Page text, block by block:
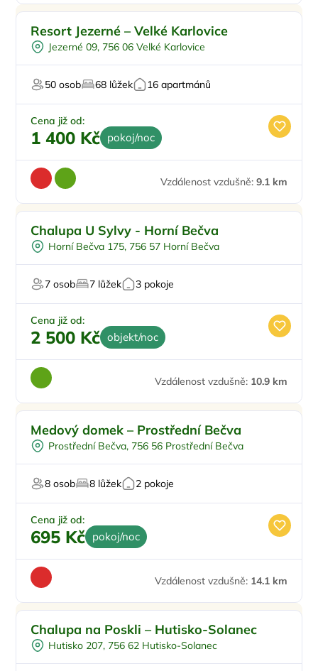
Resort Jezerné – Velké Karlovice
Jezerné 09, 756 06 Velké Karlovice
50 osob 68 lůžek 16 apartmánů
Cena již od:
1 400 Kč pokoj/noc
Vzdálenost vzdušně: 9.1 km
Chalupa U Sylvy - Horní Bečva
Horní Bečva 175, 756 57 Horní Bečva
7 osob 7 lůžek 3 pokoje
Cena již od:
2 500 Kč objekt/noc
Vzdálenost vzdušně: 10.9 km
Medový domek – Prostřední Bečva
Prostřední Bečva, 756 56 Prostřední Bečva
8 osob 8 lůžek 2 pokoje
Cena již od:
695 Kč pokoj/noc
Vzdálenost vzdušně: 14.1 km
Sauna
Na horách
Chalupa na Poskli – Hutisko-Solanec
Hutisko 207, 756 62 Hutisko-Solanec